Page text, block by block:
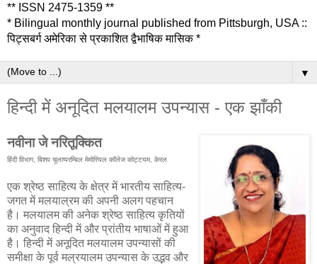
** ISSN 2475-1359 **
* Bilingual monthly journal published from Pittsburgh, USA ::
पिट्सबर्ग अमेरिका से प्रकाशित द्वैभाषिक मासिक *
▼
हिन्दी में अनूदित मलयालम उपन्यास - एक झाँकी
नवीना जे नरितूक्कित
हिंदी विभाग, बिशप चूलाप्परम्बिल मेमोरियल कॉलेज कोट्टयम, केरल
एक श्रेष्ठ साहित्य के क्षेत्र में भारतीय साहित्य-
जगत में मलयाल्रम की अपनी अलग पहचान
है। मलयालम की अनेक श्रेष्ठ साहित्य कृतियों
का अनुवाद हिन्दी में और प्रांतीय भाषाओं में हुआ
है। हिन्दी में अनूदित मलयालम उपन्यासों की
समीक्षा के पूर्व मल्रयालम उपन्यास के उद्भव और